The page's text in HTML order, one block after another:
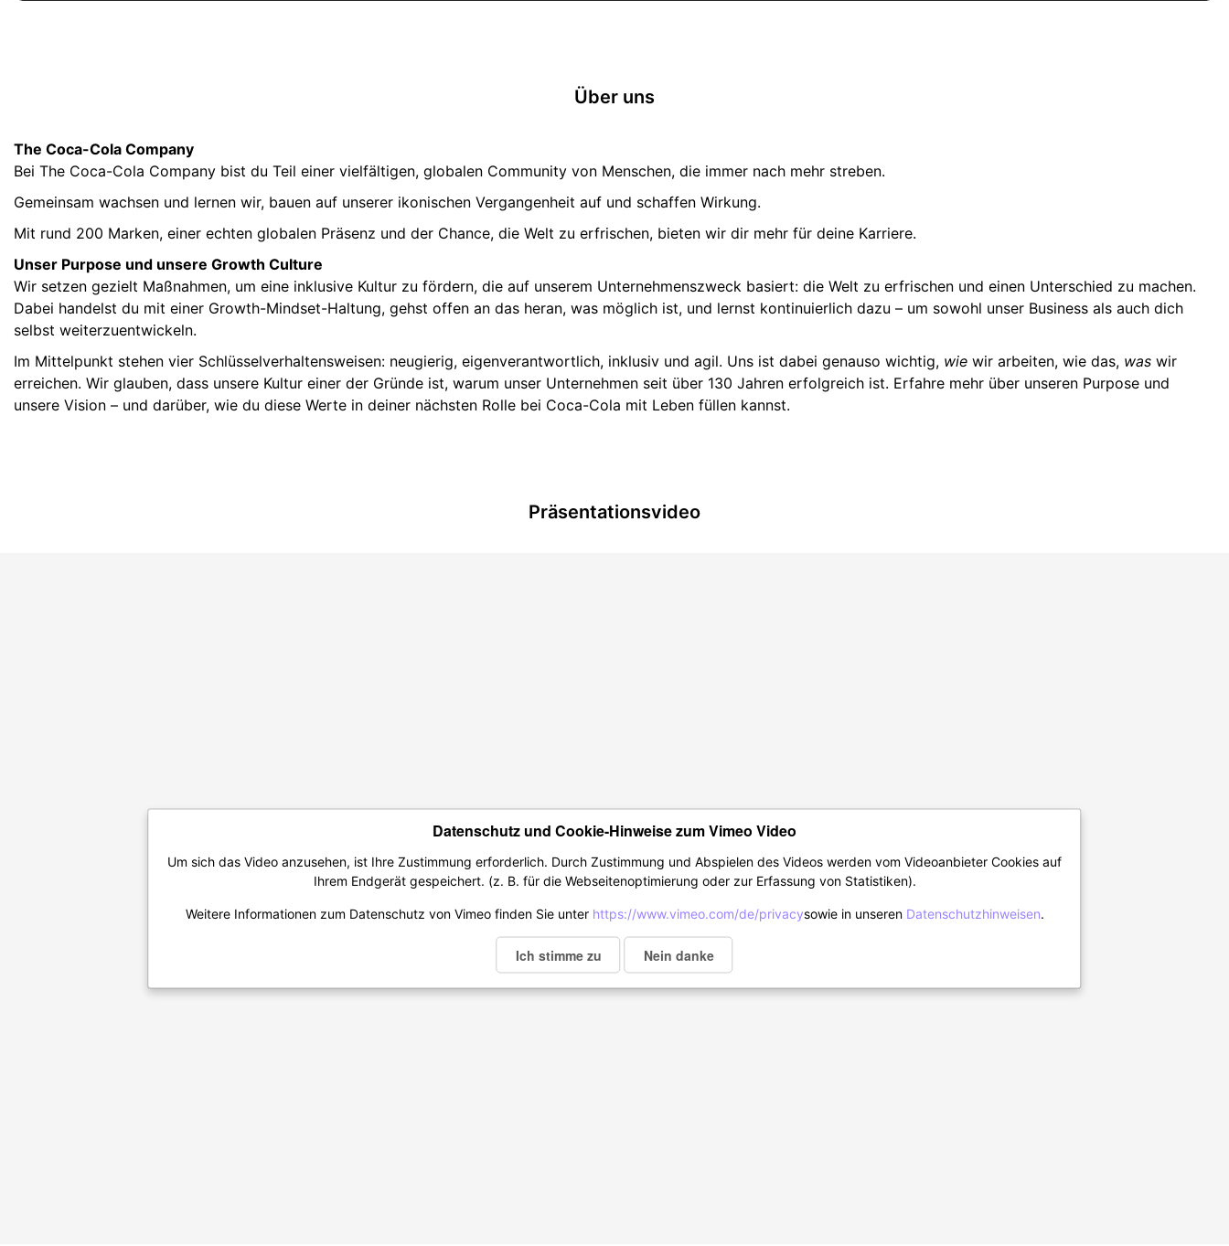
Über uns
The Coca-Cola Company
Bei The Coca-Cola Company bist du Teil einer vielfältigen, globalen Community von Menschen, die immer nach mehr streben.
Gemeinsam wachsen und lernen wir, bauen auf unserer ikonischen Vergangenheit auf und schaffen Wirkung.
Mit rund 200 Marken, einer echten globalen Präsenz und der Chance, die Welt zu erfrischen, bieten wir dir mehr für deine Karriere.
Unser Purpose und unsere Growth Culture
Wir setzen gezielt Maßnahmen, um eine inklusive Kultur zu fördern, die auf unserem Unternehmenszweck basiert: die Welt zu erfrischen und einen Unterschied zu machen.
Dabei handelst du mit einer Growth-Mindset-Haltung, gehst offen an das heran, was möglich ist, und lernst kontinuierlich dazu – um sowohl unser Business als auch dich
selbst weiterzuentwickeln.
Im Mittelpunkt stehen vier Schlüsselverhaltensweisen: neugierig, eigenverantwortlich, inklusiv und agil. Uns ist dabei genauso wichtig, wie wir arbeiten, wie das, was wir
erreichen. Wir glauben, dass unsere Kultur einer der Gründe ist, warum unser Unternehmen seit über 130 Jahren erfolgreich ist. Erfahre mehr über unseren Purpose und
unsere Vision – und darüber, wie du diese Werte in deiner nächsten Rolle bei Coca-Cola mit Leben füllen kannst.
Präsentationsvideo
Datenschutz und Cookie-Hinweise zum Vimeo Video
Um sich das Video anzusehen, ist Ihre Zustimmung erforderlich. Durch Zustimmung und Abspielen des Videos werden vom Videoanbieter Cookies auf
Ihrem Endgerät gespeichert. (z. B. für die Webseitenoptimierung oder zur Erfassung von Statistiken).
Weitere Informationen zum Datenschutz von Vimeo finden Sie unter https://www.vimeo.com/de/privacysowie in unseren Datenschutzhinweisen
Ich stimme zu Nein danke